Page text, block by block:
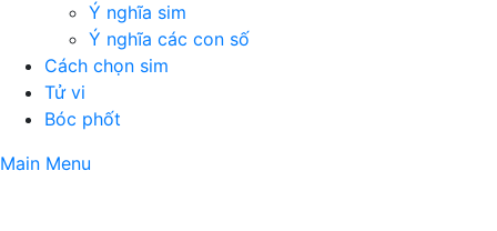
Ý nghĩa sim
Ý nghĩa các con số
Cách chọn sim
Tử vi
Bóc phốt
Main Menu